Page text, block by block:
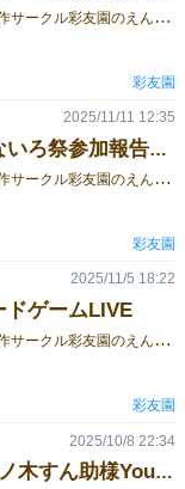
こ
んにちは。ボードゲーム製作サークル彩友園のえんつっつです。ゲムマ2025秋が近づいてきており、準備に追われている最中ではありますが、平行して次回作も作成しています。まだ、ポーカーチップ等で代用している段階なので、写真だけだと何が何だかわからないと思いますが、中央に積まれているポーカーチップ（レンガのつもり）を競り落として、オベリスクを建設しようというゲームです。ルールはシンプルなのですが、勝とうとするとまあまあ計算と読みあいをしないといけないという感じのルール。自分はとても下手でした。詳細はまだ言えませんが、テストプレイに参加してくださった方の感想がかなり良いものでしたので、この方向性で作ろうかなと思います。「作らないと私が作っちゃうよ」という言葉はとてもうれしかったです。ただ、フレーバーが難解（オベリスク＝古代エジプトなどで建設された方尖柱）なのと、テストプレイ回数があまりにも少ないので、今後も何度かテストプレイを続けようと思います。いつか来る苦悩フェイズ（ルールブック作成）まで、楽しいボドゲ製作ライフを送ります。
彩友園
2025年11月9日 なないろ祭参加報告（栃木県足利市）
こ
んにちは。ボードゲーム製作サークル彩友園のえんつっつです。11月9日、栃木県足利市の足利商工会議所で行われた、同人誌印刷所なないろ堂様主催のなないろ祭に参加しました。高校時代の友人に誘われての参加でした。東武伊勢崎線足利市駅に到着。えんつっつは神奈川県民なので、なかなかの長旅となりました。足利二つ引きの家紋。これは、室町将軍家を輩出した足利氏の家紋です。室町幕府といえば京都府ですが、足利氏の源流は栃木県なんですね（源氏の一派がこのあたりを居住地としたのが始まりとのこと）。ブース設営こんな感じになりました。ゲームマーケットほどのスペースはないため、コンパクトサイズのブースとなりました。なないろ祭はボードゲームオンリーイベントではないため、周りのブースではハンドメイドやオリジナル絵などを頒布している方が多かったです。また、目の前には足利市の特産品と思われる食べ物も売っていたため、昼休憩と称して買ってました。結果エーススナイパー3つ売ることができました。ゲームマーケット直前期ということで、あまり宣伝とかしてなかったということと、ボードゲームオンリーではないことから「ボードゲームです」というところから売り込まなければならない中、何とか3つ売ることができました。エーススナイパーはメカニクスがしっかりしてるので、ルール説明で面白いと言ってくださる方がいらっしゃって、とてもうれしかったです。観光足利氏の足利市、という、日本史マニア（私はにわか）には熱い土地ということで、なないろ祭終了後にちょっと観光しました。うつくしき足利学校。鎌倉時代～江戸時代の大学みたいなものだそうです。また、写真は撮ってないですが街並みも風流な感じできれいでした。 最後までお読みいただきありがとうございます。彩友園は、ゲームマーケット2025秋土曜日に出展します。また、新作ボードゲームファウンセンの予約受付をこちらから行っています（リンク先の「予約希望」よりご予約ください）。
2025/11/11 12:35
彩友園
ゲームLIVE
こ
んにちは。ボードゲーム製作サークル彩友園のえんつっつです。私生活が忙しくてあまり更新できていませんでした……11月1日、表参道にて、アイドルグループ「ちあもあ」メンバー柚井ゆい様主催の「ボードゲームLIVE」というイベントに参加してきました。ゲームマーケットなどで頒布予定のゲームを、YouTubeチャンネル「しゅぴぴ!」内で紹介でき、また現地でも試遊ができるというイベントです。生配信アーカイブはこちら私は、紹介配信の締め切り日にまだ新作ボードゲームが届いていなかったこともあり、参加者枠での参加となりました。のはずでしたが、予定の紹介配信終了後に時間があり、なんとなんとなんと顔出し配信させていただくこととなりました。!(^^)!5:47:00あたりから出てます。めっちゃ緊張した……汗 とは別に、いろいろ面白いボードゲームを試遊させていただいたので、紹介します。1.シジジー(With Token様)太陽系天体を順番通りに並べる協力ゲーム「シジジー（syzygy）」は、日本語で「惑星直列」で、いくつかの惑星が一直線に並ぶ現象のことだそうです。プレイ風景。手番では、1枚のカードを見て、「オーマイガー」と言って、場所を移します。そのあと、自分の色のミープルを置きます。ルール上、「オーマイガー」以外の言葉を話すことができないので、他プレイヤーは、「オーマイガー」の言い方を元に、カードを推測します。各プレイヤーが4手番ずつプレイしたら、ゲーム終了し、順番通りに並んでいるかを答え合わせ。上図では、見事成功です。上図では太陽は右端にありますが、太陽がどっちの端なのかが決まっていないため、どっち向きに並べるかの認識合わせも必要になります。2.忍者とコロッケ(四等星様)コロッケ？めずらしいロンデルメカニクスのゲームです。ロンデルで進める歩数は、1～3まで好きに選べる、というわけではなく数字カードを出して決定します。数字カードは、四則演算を用いて得点するための道具としても使うので、得点源を失わないようによく考える必要があります。四則演算とロンデルの歩数の組み合わせがいろいろあって、長考してしまったのですが、そのおかげもあって勝利できました。3.どのハコにいれたっけ？(Re-one様)引っ越し直後あるあるをボードゲームにしたとのこと。各プレイヤーは段ボールとなって（？）、荷物の描かれたカードを裏向きに並べます。裏向きにしたカードは確認したり、並べ替えたりできません（要記憶）。真ん中に出たカードと同じカードを、早い者勝ちで取りに行きます。この時、自分の前にあるカードでなくても構いません。より多くカードを取れた人の勝ち。テーマがわかりやすいので、とても遊びやすいです。自分は、暗記がとても苦手なので、ね……4.BET ON!(Axia Creations様)アブストラクトな競りゲー。1～9までの手札を用いて、中央の得点カードを競り落とします。より大きい数字を置いた人が獲得できるのですが、複数プレイヤーが同じカードを狙いに行けるので、度々バトルになります。あら、ごめんなさいね♡（能力カード）同じ色のカードは、最も高い数字のみ得点になるというルールがあるので、人によってカードの価値が異なるところが面白ポイントです。前半は優位に進めてたのですが、調子乗ってたら後半失速しました。おごれるものも久しからず。5.ダシヌケッ！（カワサキファクトリー様）手番順がなく、早い者勝ちでカードを出すゲーム。最初に共通お数字カードを投げ込み、そのあとは昇順または降順に数字をどんどん出していきます。最後まで出せなかったり、ルール違反した人が失点です。以前も遊ばせていただいたことがあり、その時は失点をせずにゲームを終えられたくらいには得意なのですが、本日何と、失点してしまいました( ；∀；)とはいえきっちり上位ではあったので、ワガハイに挑もうという怖いもの知らずな挑戦者お待ちしています(o^―^o)6.誰が誰やら選手権(ちあもあ様)こちらも早い者勝ちゲーお題カードとして顔写真が出るので、写真の人物だと思う人を取りに行きます。で、、、、、、、、、、、、、写真の人物とはいっても、幼少期の写真とか口元だけアップとかも入っているので、超難しい( ；∀；)ただ、ちあもあファンの方は割と正解してたので、練習すれば戦えるようになるかもしれない…… 最後までお読みいただきありがとうございました。彩友園は、ゲームマーケット2025 土曜日N-10ブースで出展します。新作ゲームファウンセンのルールブック及び予約はこちらからどうぞ
2025/11/5 18:22
彩友園
2025年10月12日 柿ノ木すん助様YouTubeチャンネルに出演予定です
2025/10/8 22:34